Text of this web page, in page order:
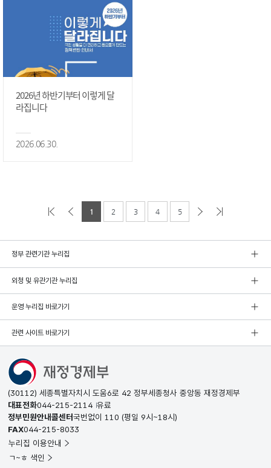
2026년 하반기부터 이렇게 달
라집니다
2026.06.30.
1 2 3 4 5
정부 관련기관 누리집
외청 및 유관기관 누리집
운영 누리집 바로가기
관련 사이트 바로가기
(30112) 세종특별자치시 도움6로 42 정부세종청사 중앙동 재정경제부
대표전화044-215-2114 유료
정부민원안내콜센터국번없이 110 (평일 9시~18시)
FAX044-215-8033
누리집 이용안내
ㄱ~ㅎ 색인